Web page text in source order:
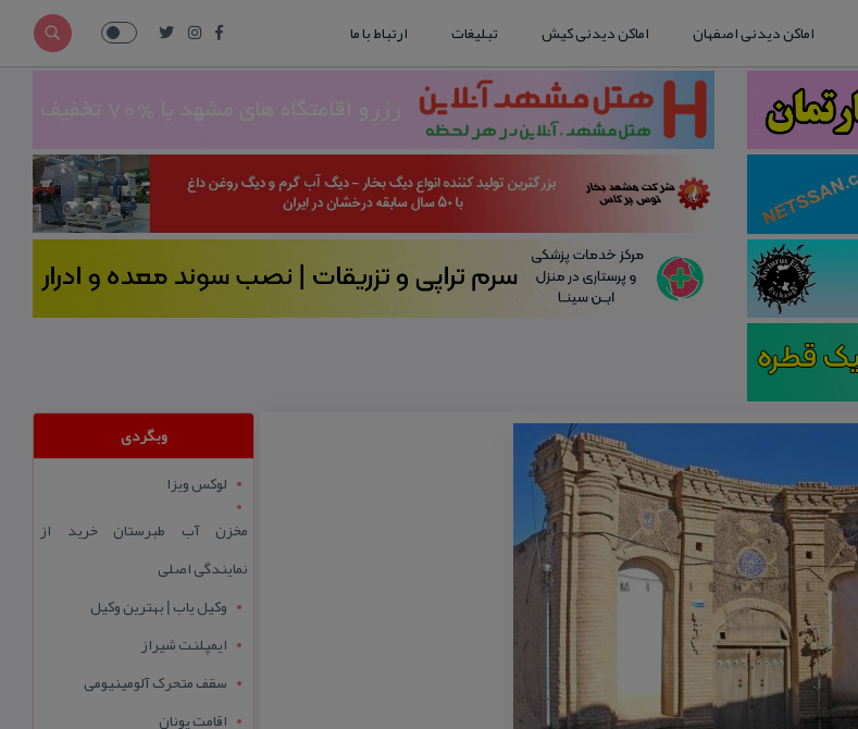
اماکن دیدنی اصفهان اماکن دیدنی کیش تبلیغات ارتباط با ما
وبگردی
لوکس ویزا
مخزن آب طبرستان خرید از
نمایندگی اصلی
وکیل یاب | بهترین وکیل
ایمپلنت شیراز
سقف متحرک آلومینیومی
اقامت یونان